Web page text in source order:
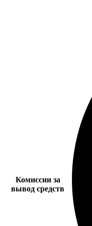
Комиссии за
вывод средств